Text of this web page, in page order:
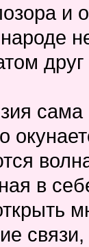
и
в
связи,